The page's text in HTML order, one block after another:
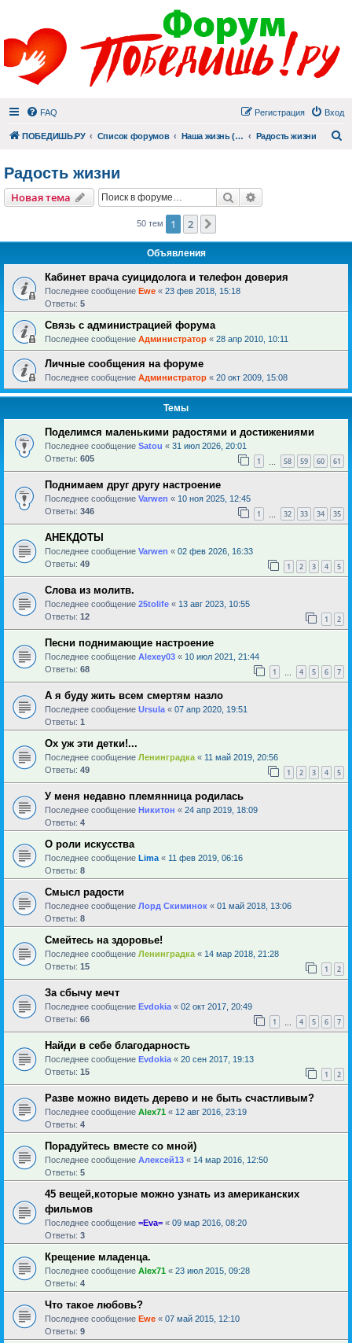
FAQ Вход
Регистрация
ПОБЕДИШЬ.РУ Список форумов Наша жизнь (не всё же о суициде!) Радость жизни
Радость жизни
Новая тема Поиск
50 тем 1 2
Объявления
Кабинет врача суицидолога и телефон доверия
Последнее сообщение Ewe « 23 фев 2018, 15:18
Ответы: 5
Связь с администрацией форума
Последнее сообщение Администратор « 28 апр 2010, 10:11
Личные сообщения на форуме
Последнее сообщение Администратор « 20 окт 2009, 15:08
Темы
Поделимся маленькими радостями и достижениями
Последнее сообщение Satou « 31 июл 2026, 20:01
Ответы: 605 1 58 59 60 61
Поднимаем друг другу настроение
Последнее сообщение Varwen « 10 ноя 2025, 12:45
Ответы: 346 1 32 33 34 35
АНЕКДОТЫ
Последнее сообщение Varwen « 02 фев 2026, 16:33
Ответы: 49 1 2 3 4 5
Слова из молитв.
Последнее сообщение 25tolife « 13 авг 2023, 10:55
Ответы: 12 1 2
Песни поднимающие настроение
Последнее сообщение Alexey03 « 10 июл 2021, 21:44
Ответы: 68 1 4 5 6 7
А я буду жить всем смертям назло
Последнее сообщение Ursula « 07 апр 2020, 19:51
Ответы: 1
Ох уж эти детки!...
Последнее сообщение Ленинградка « 11 май 2019, 20:56
Ответы: 49 1 2 3 4 5
У меня недавно племянница родилась
Последнее сообщение Никитон « 24 апр 2019, 18:09
Ответы: 4
О роли искусства
Последнее сообщение Lima « 11 фев 2019, 06:16
Ответы: 8
Смысл радости
Последнее сообщение Лорд Скиминок « 01 май 2018, 13:06
Ответы: 8
Смейтесь на здоровье!
Последнее сообщение Ленинградка « 14 мар 2018, 21:28
Ответы: 15 1 2
За сбычу мечт
Последнее сообщение Evdokia « 02 окт 2017, 20:49
Ответы: 66 1 4 5 6 7
Найди в себе благодарность
Последнее сообщение Evdokia « 20 сен 2017, 19:13
Ответы: 15 1 2
Разве можно видеть дерево и не быть счастливым?
Последнее сообщение Alex71 « 12 авг 2016, 23:19
Ответы: 4
Порадуйтесь вместе со мной)
Последнее сообщение Алексей13 « 14 мар 2016, 12:50
Ответы: 5
45 вещей,которые можно узнать из американских
фильмов
Последнее сообщение =Eva= « 09 мар 2016, 08:20
Ответы: 3
Крещение младенца.
Последнее сообщение Alex71 « 23 июл 2015, 09:28
Ответы: 4
Что такое любовь?
Последнее сообщение Ewe « 07 май 2015, 12:10
Ответы: 9